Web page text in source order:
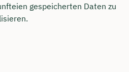
gespeicherten Daten zu